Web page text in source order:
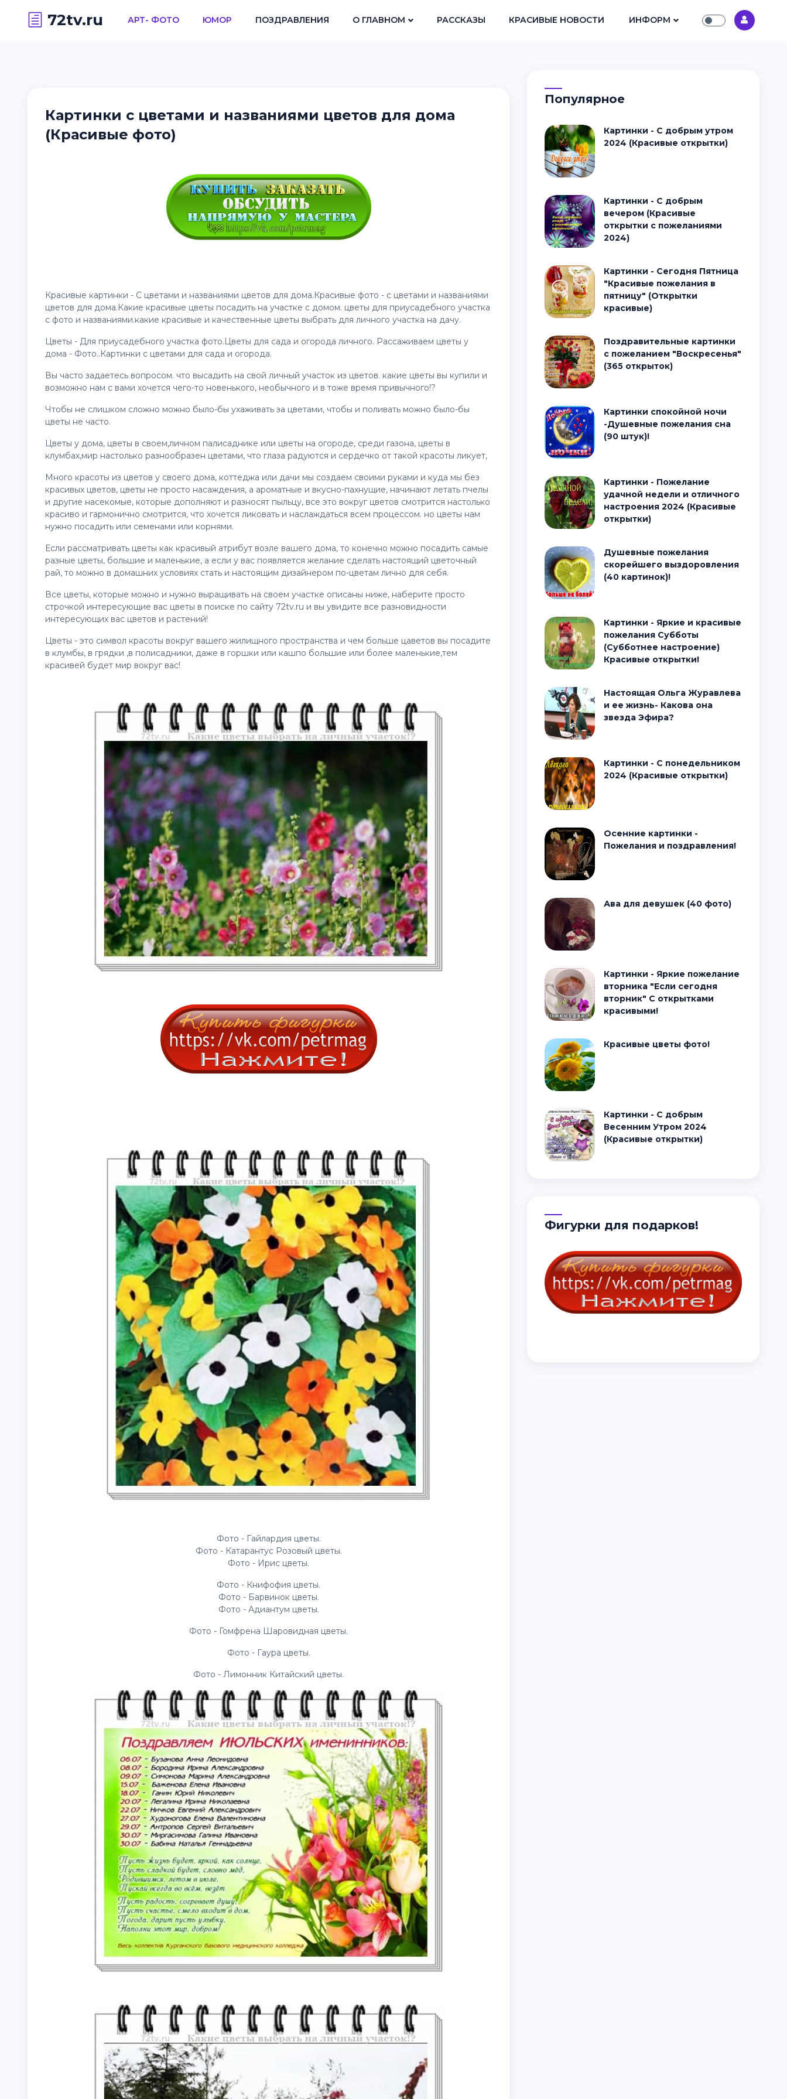
72tv.ru АРТ- ФОТО ЮМОР ПОЗДРАВЛЕНИЯ О ГЛАВНОМ РАССКАЗЫ КРАСИВЫЕ НОВОСТИ ИНФОРМ
Картинки с цветами и названиями цветов для дома
(Красивые фото)
Красивые картинки - С цветами и названиями цветов для дома.Красивые фото - с цветами и названиями
цветов для дома.Какие красивые цветы посадить на участке с домом. цветы для приусадебного участка
с фото и названиями.какие красивые и качественные цветы выбрать для личного участка на дачу.
Цветы - Для приусадебного участка фото.Цветы для сада и огорода личного. Рассаживаем цветы у
дома - Фото..Картинки с цветами для сада и огорода.
Вы часто задаетесь вопросом. что высадить на свой личный участок из цветов. какие цветы вы купили и
возможно нам с вами хочется чего-то новенького, необычного и в тоже время привычного!?
Чтобы не слишком сложно можно было-бы ухаживать за цветами, чтобы и поливать можно было-бы
цветы не часто.
Цветы у дома, цветы в своем,личном палисаднике или цветы на огороде, среди газона, цветы в
клумбах,мир настолько разнообразен цветами, что глаза радуются и сердечко от такой красоты ликует,
Много красоты из цветов у своего дома, коттеджа или дачи мы создаем своими руками и куда мы без
красивых цветов, цветы не просто насаждения, а ароматные и вкусно-пахнущие, начинают летать пчелы
и другие насекомые, которые дополняют и разносят пыльцу, все это вокруг цветов смотрится настолько
красиво и гармонично смотрится, что хочется ликовать и наслаждаться всем процессом. но цветы нам
нужно посадить или семенами или корнями.
Если рассматривать цветы как красивый атрибут возле вашего дома, то конечно можно посадить самые
разные цветы, большие и маленькие, а если у вас появляется желание сделать настоящий цветочный
рай, то можно в домашних условиях стать и настоящим дизайнером по-цветам лично для себя.
Все цветы, которые можно и нужно выращивать на своем участке описаны ниже, наберите просто
строчкой интересующие вас цветы в поиске по сайту 72tv.ru и вы увидите все разновидности
интересующих вас цветов и растений!
Цветы - это символ красоты вокруг вашего жилищного пространства и чем больше цаветов вы посадите
в клумбы, в грядки ,в полисадники, даже в горшки или кашпо большие или более маленькие,тем
красивей будет мир вокруг вас!
Фото - Гайлардия цветы.
Фото - Катарантус Розовый цветы.
Фото - Ирис цветы.
Фото - Книфофия цветы.
Фото - Барвинок цветы.
Фото - Адиантум цветы.
Фото - Гомфрена Шаровидная цветы.
Фото - Гаура цветы.
Фото - Лимонник Китайский цветы.
Популярное
Картинки - С добрым утром
2024 (Красивые открытки)
Картинки - С добрым
вечером (Красивые
открытки с пожеланиями
2024)
Картинки - Сегодня Пятница
"Красивые пожелания в
пятницу" (Открытки
красивые)
Поздравительные картинки
с пожеланием "Воскресенья"
(365 открыток)
Картинки спокойной ночи
-Душевные пожелания сна
(90 штук)!
Картинки - Пожелание
удачной недели и отличного
настроения 2024 (Красивые
открытки)
Душевные пожелания
скорейшего выздоровления
(40 картинок)!
Картинки - Яркие и красивые
пожелания Субботы
(Субботнее настроение)
Красивые открытки!
Настоящая Ольга Журавлева
и ее жизнь- Какова она
звезда Эфира?
Картинки - С понедельником
2024 (Красивые открытки)
Осенние картинки -
Пожелания и поздравления!
Ава для девушек (40 фото)
Картинки - Яркие пожелание
вторника "Если сегодня
вторник" С открытками
красивыми!
Красивые цветы фото!
Картинки - С добрым
Весенним Утром 2024
(Красивые открытки)
Фигурки для подарков!